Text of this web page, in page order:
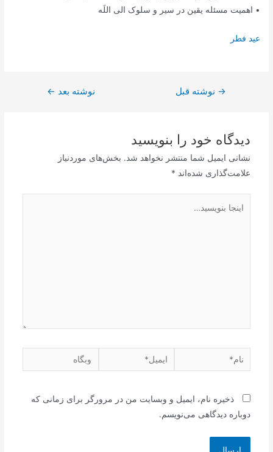
• اهمیت مسئله یقین در سیر و سلوک الی اللَه
عید فطر
راهبری
→ نوشته قبل نوشته بعد ←
دیدگاه‌ خود را بنویسید
نشانی ایمیل شما منتشر نخواهد شد. بخش‌های موردنیاز
علامت‌گذاری شده‌اند *
بنویسید…
نام* ایمیل* وبگاه
ذخیره نام، ایمیل و وبسایت من در مرورگر برای زمانی که
دوباره دیدگاهی می‌نویسم.